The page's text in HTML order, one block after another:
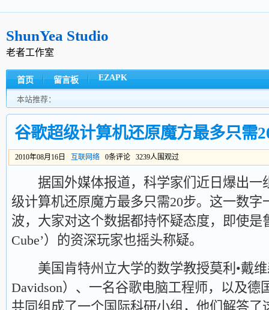
ShunYea Studio
老者工作室
首页 留言板 EZAPK
本站推荐：
谷歌超级计算机还原魔方最多只需
2010年08月16日 互联网络 0条评论 3239人围观过
据国外媒体报道，科学家们近日爆出一
级计算机还原魔方最多只需20步。这一数字
波，大家对这个数据都持怀疑态度，即使是
Cube’）的资深玩家也摇头称疑。
美国肯特州立大学的数学教授莫利•戴维
Davidson）、一名谷歌电脑工程师，以及德
共同组成了一个国际科研小组，他们解答了